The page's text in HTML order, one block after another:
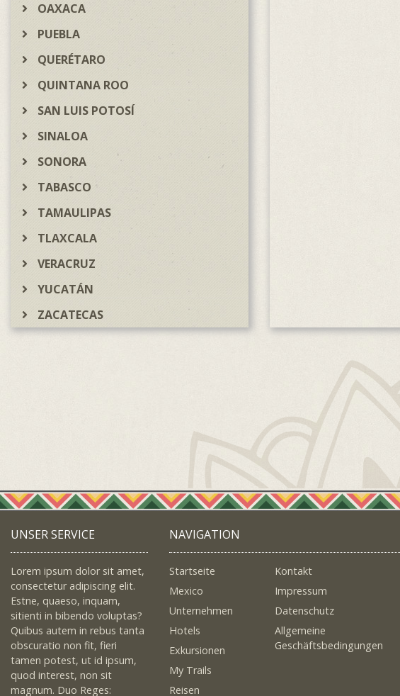
OAXACA
PUEBLA
QUERÉTARO
QUINTANA ROO
SAN LUIS POTOSÍ
SINALOA
SONORA
TABASCO
TAMAULIPAS
TLAXCALA
VERACRUZ
YUCATÁN
ZACATECAS
UNSER SERVICE
Lorem ipsum dolor sit amet,
consectetur adipiscing elit.
Estne, quaeso, inquam,
sitienti in bibendo voluptas?
Quibus autem in rebus tanta
obscuratio non fit, fieri
tamen potest, ut id ipsum,
quod interest, non sit
magnum. Duo Reges:
NAVIGATION
Startseite
Mexico
Unternehmen
Hotels
Exkursionen
My Trails
Reisen
Kontakt
Impressum
Datenschutz
Allgemeine
Geschäftsbedingungen